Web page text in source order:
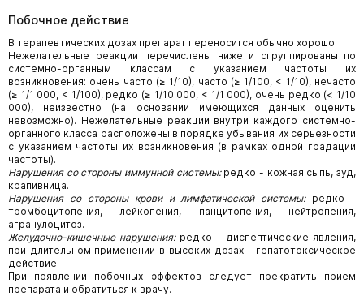
Побочное действие
В терапевтических дозах препарат переносится обычно хорошо.
Нежелательные реакции перечислены ниже и сгруппированы по
системно-органным классам с указанием частоты их
возникновения: очень часто (≥ 1/10), часто (≥ 1/100, < 1/10), нечасто
(≥ 1/1 000, < 1/100), редко (≥ 1/10 000, < 1/1 000), очень редко (< 1/10
000), неизвестно (на основании имеющихся данных оценить
невозможно). Нежелательные реакции внутри каждого системно-
органного класса расположены в порядке убывания их серьезности
с указанием частоты их возникновения (в рамках одной градации
частоты).
Нарушения со стороны иммунной системы:редко - кожная сыпь, зуд,
крапивница.
Нарушения со стороны крови и лимфатической системы:редко -
тромбоцитопения, лейкопения, панцитопения, нейтропения,
агранулоцитоз.
Желудочно-кишечные нарушения:редко - диспептические явления,
при длительном применении в высоких дозах - гепатотоксическое
действие.
При появлении побочных эффектов следует прекратить прием
препарата и обратиться к врачу.